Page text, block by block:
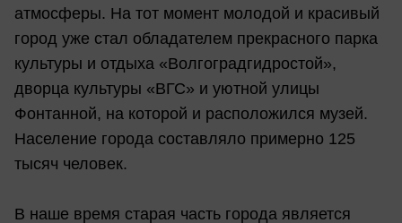
атмосферы. На тот момент молодой и красивый
город уже стал обладателем прекрасного парка
культуры и отдыха «Волгоградгидростой»,
дворца культуры «ВГС» и уютной улицы
Фонтанной, на которой и расположился музей.
Население города составляло примерно 125
тысяч человек.
В наше время старая часть города является